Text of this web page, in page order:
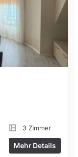
3 Zimmer
Mehr Details